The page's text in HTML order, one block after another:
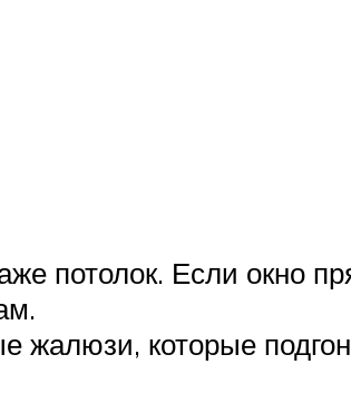
потолок. Если окно
жалюзи, которые